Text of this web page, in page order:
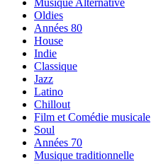
Musique Alternative
Oldies
Années 80
House
Indie
Classique
Jazz
Latino
Chillout
Film et Comédie musicale
Soul
Années 70
Musique traditionnelle